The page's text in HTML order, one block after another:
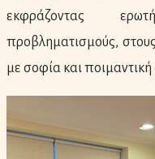
εκφράζοντας
προβληματισμούς,
με σοφία και ποιμαντική